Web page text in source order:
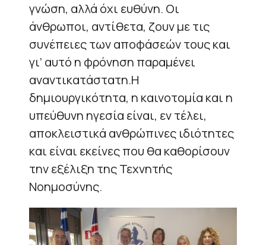
γνώση, αλλά όχι ευθύνη. Οι
άνθρωποι, αντίθετα, ζουν με τις
συνέπειες των αποφάσεών τους και
γι’ αυτό η φρόνηση παραμένει
αναντικατάστατη.Η
δημιουργικότητα, η καινοτομία και η
υπεύθυνη ηγεσία είναι, εν τέλει,
αποκλειστικά ανθρώπινες ιδιότητες
και είναι εκείνες που θα καθορίσουν
την εξέλιξη της Τεχνητής
Νοημοσύνης.